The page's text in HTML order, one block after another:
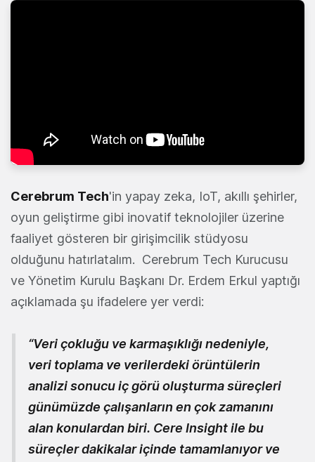
Cerebrum Tech'in yapay zeka, IoT, akıllı şehirler,
oyun geliştirme gibi inovatif teknolojiler üzerine
faaliyet gösteren bir girişimcilik stüdyosu
olduğunu hatırlatalım. Cerebrum Tech Kurucusu
ve Yönetim Kurulu Başkanı Dr. Erdem Erkul yaptığı
açıklamada şu ifadelere yer verdi:
“Veri çokluğu ve karmaşıklığı nedeniyle,
veri toplama ve verilerdeki örüntülerin
analizi sonucu iç görü oluşturma süreçleri
günümüzde çalışanların en çok zamanını
alan konulardan biri. Cere Insight ile bu
süreçler dakikalar içinde tamamlanıyor ve